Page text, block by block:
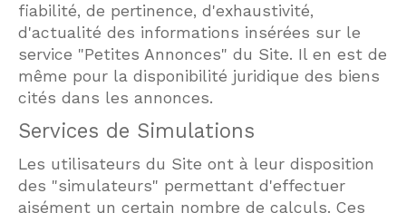
fiabilité, de pertinence, d'exhaustivité,
d'actualité des informations insérées sur le
service "Petites Annonces" du Site. Il en est de
même pour la disponibilité juridique des biens
cités dans les annonces.
Services de Simulations
Les utilisateurs du Site ont à leur disposition
des "simulateurs" permettant d'effectuer
aisément un certain nombre de calculs. Ces